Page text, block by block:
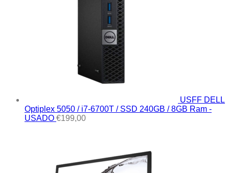
USFF DELL
Optiplex 5050 / i7-6700T / SSD 240GB / 8GB Ram -
USADO €199,00